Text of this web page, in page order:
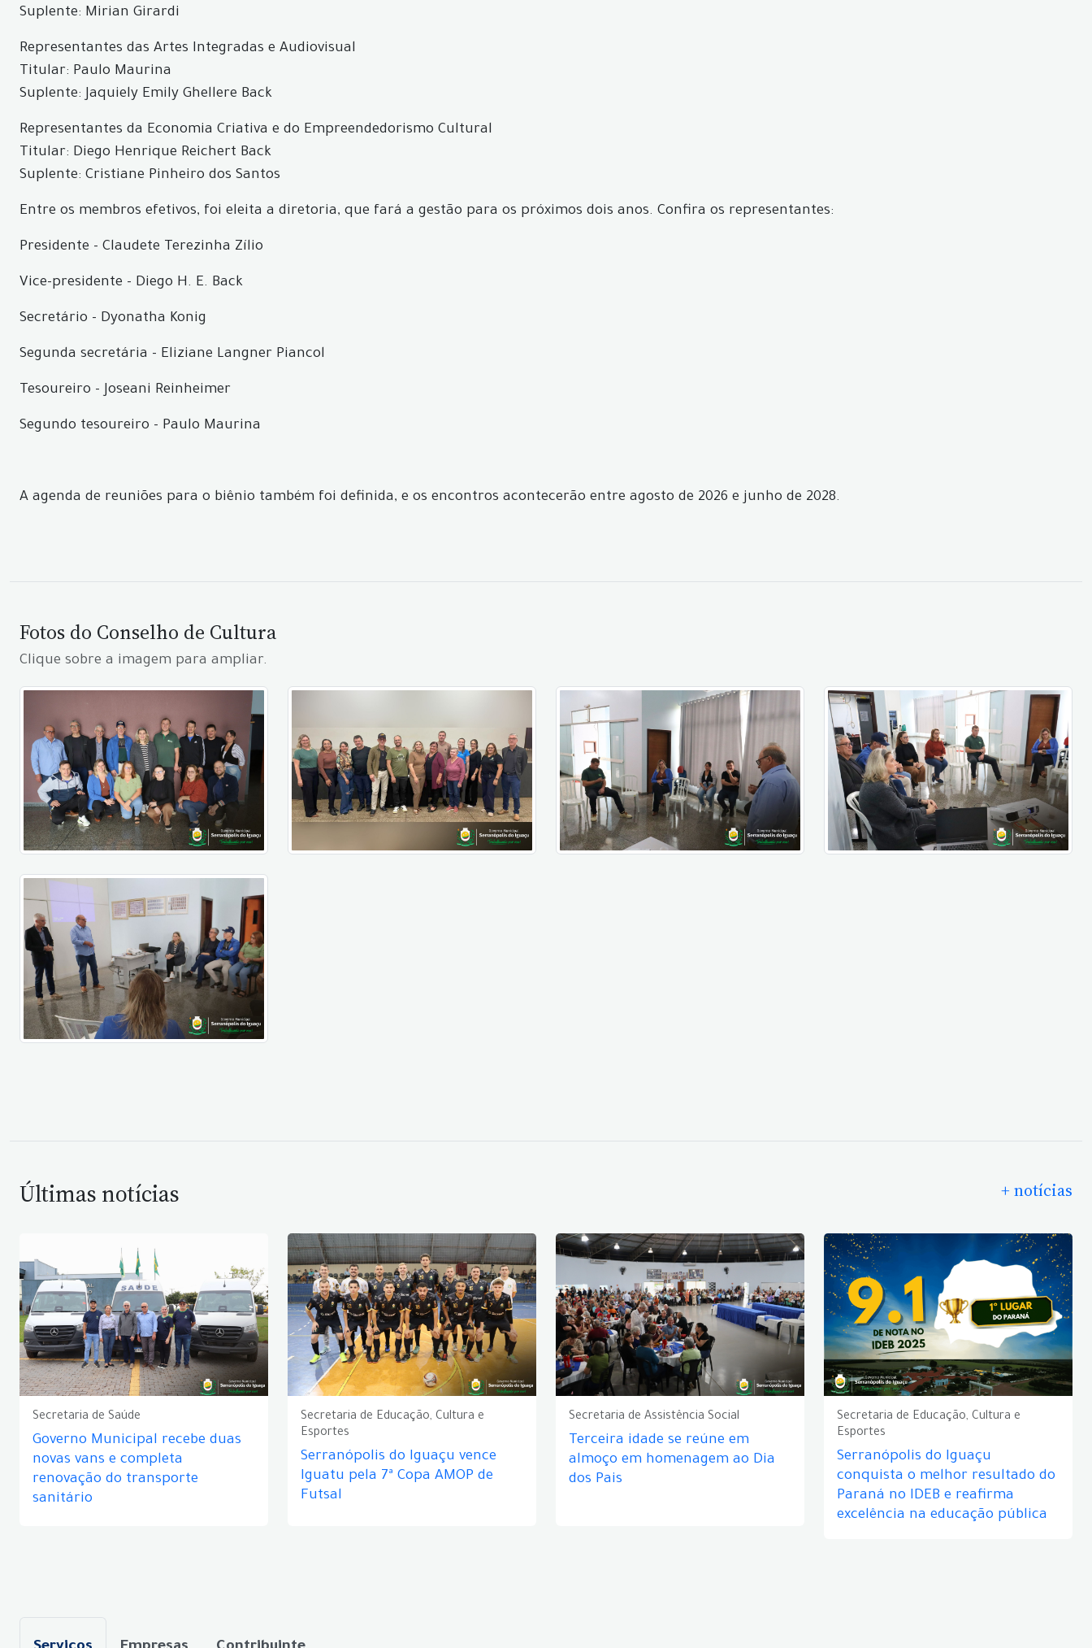
Suplente: Mirian Girardi
Representantes das Artes Integradas e Audiovisual
Titular: Paulo Maurina
Suplente: Jaquiely Emily Ghellere Back
Representantes da Economia Criativa e do Empreendedorismo Cultural
Titular: Diego Henrique Reichert Back
Suplente: Cristiane Pinheiro dos Santos
Entre os membros efetivos, foi eleita a diretoria, que fará a gestão para os próximos dois anos. Confira os representantes:
Presidente - Claudete Terezinha Zílio
Vice-presidente - Diego H. E. Back
Secretário - Dyonatha Konig
Segunda secretária - Eliziane Langner Piancol
Tesoureiro - Joseani Reinheimer
Segundo tesoureiro - Paulo Maurina
A agenda de reuniões para o biênio também foi definida, e os encontros acontecerão entre agosto de 2026 e junho de 2028.
Fotos do Conselho de Cultura
Clique sobre a imagem para ampliar.
Últimas notícias + notícias
Secretaria de Saúde
Governo Municipal recebe duas
novas vans e completa
renovação do transporte
sanitário
Secretaria de Educação, Cultura e
Esportes
Serranópolis do Iguaçu vence
Iguatu pela 7ª Copa AMOP de
Futsal
Secretaria de Assistência Social
Terceira idade se reúne em
almoço em homenagem ao Dia
dos Pais
Secretaria de Educação, Cultura e
Esportes
Serranópolis do Iguaçu
conquista o melhor resultado do
Paraná no IDEB e reafirma
excelência na educação pública